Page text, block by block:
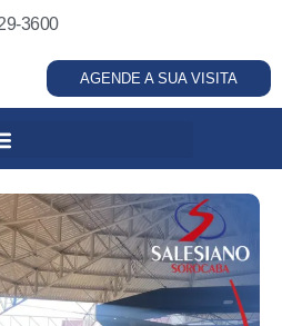
3600
AGENDE A SUA VISITA